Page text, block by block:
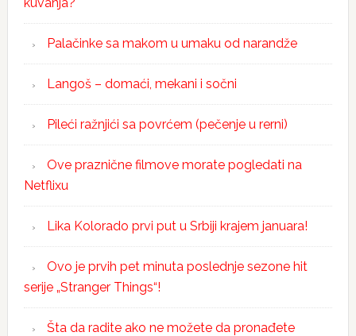
Palačinke sa makom u umaku od narandže
Langoš – domaći, mekani i sočni
Pileći ražnjići sa povrćem (pečenje u rerni)
Ove praznične filmove morate pogledati na
Netflixu
Lika Kolorado prvi put u Srbiji krajem januara!
Ovo je prvih pet minuta poslednje sezone hit
serije „Stranger Things“!
Šta da radite ako ne možete da pronađete